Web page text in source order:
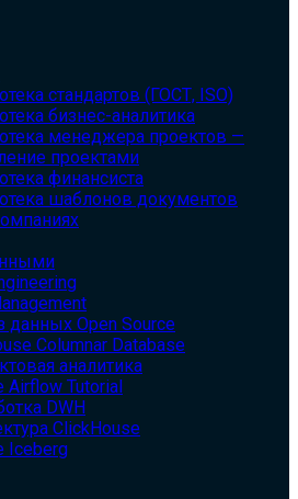
cтандартов (ГОСТ, ISO)
бизнес-аналитика
менеджера проектов —
проектами
финансиста
шаблонов документов
данных Open Source
Columnar Database
аналитика
Airflow Tutorial
DWH
ClickHouse
Iceberg